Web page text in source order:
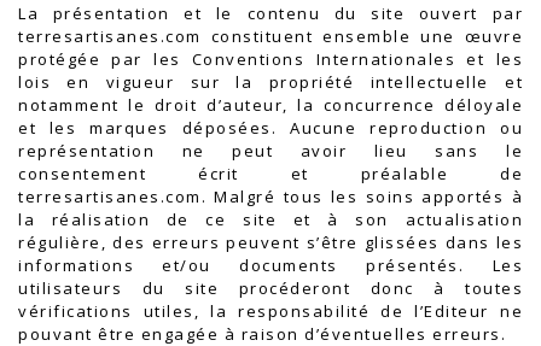
La présentation et le contenu du site ouvert par
terresartisanes.com constituent ensemble une œuvre
protégée par les Conventions Internationales et les
lois en vigueur sur la propriété intellectuelle et
notamment le droit d’auteur, la concurrence déloyale
et les marques déposées. Aucune reproduction ou
représentation ne peut avoir lieu sans le
consentement écrit et préalable de
terresartisanes.com. Malgré tous les soins apportés à
la réalisation de ce site et à son actualisation
régulière, des erreurs peuvent s’être glissées dans les
informations et/ou documents présentés. Les
utilisateurs du site procéderont donc à toutes
vérifications utiles, la responsabilité de l’Editeur ne
pouvant être engagée à raison d’éventuelles erreurs.